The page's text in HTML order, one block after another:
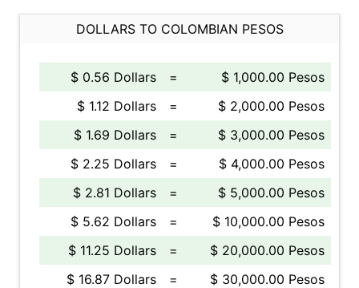
DOLLARS TO COLOMBIAN PESOS
$ 0.56 Dollars =
$ 1,000.00 Pesos
$ 1.12 Dollars
=
$ 2,000.00 Pesos
$ 1.69 Dollars
=
$ 3,000.00 Pesos
$ 2.25 Dollars
=
$ 4,000.00 Pesos
$ 2.81 Dollars
=
$ 5,000.00 Pesos
$ 5.62 Dollars
=
$ 10,000.00 Pesos
$ 11.25 Dollars
=
$ 20,000.00 Pesos
$ 16.87 Dollars
=
$ 30,000.00 Pesos